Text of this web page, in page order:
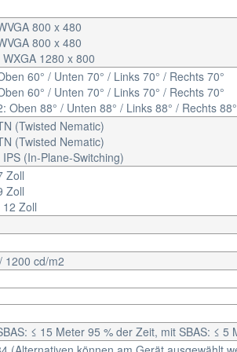
800 x 480
800 x 480
1280 x 800
60° / Unten 70° / Links 70° / Rechts 70°
60° / Unten 70° / Links 70° / Rechts 70°
Oben 88° / Unten 88° / Links 88° / Rechts 88°
(Twisted Nematic)
(Twisted Nematic)
(In-Plane-Switching)
Zoll
Zoll
Zoll
1200 cd/m2
≤ 15 Meter 95 % der Zeit, mit SBAS: ≤ 5